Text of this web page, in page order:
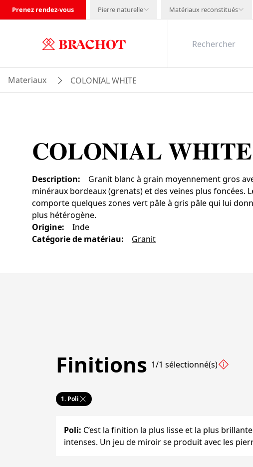
Prenez rendez-vous Pierre naturelle Matériaux reconstitués
Materiaux COLONIAL WHITE
COLONIAL WHITE
Description:
Granit blanc à grain moyennement gros
minéraux bordeaux (grenats) et des veines plus foncées.
comporte quelques zones vert pâle à gris pâle qui lui
plus hétérogène.
Origine:
Inde
Catégorie de matériau: Granit
Finitions 1/1 sélectionné(s)
1. Poli
Poli: C’est la finition la plus lisse et la plus
intenses. Un jeu de miroir se produit avec les